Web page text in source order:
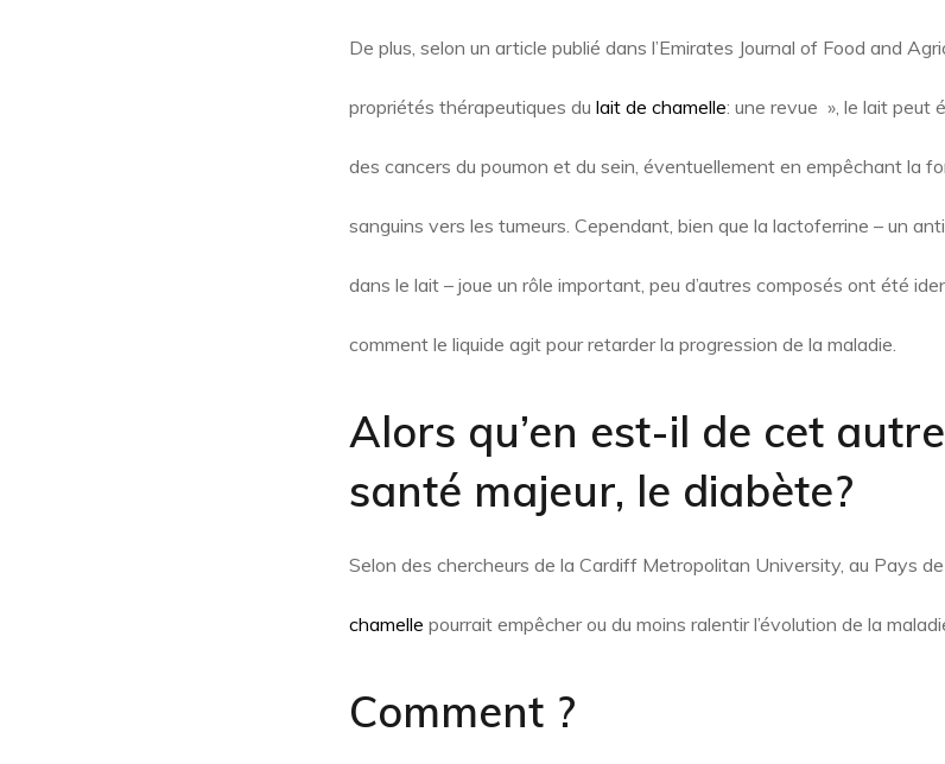
De plus, selon un article publié dans l’Emirates Journal of Food and
propriétés thérapeutiques du lait de chamelle: une revue », le lait peut
des cancers du poumon et du sein, éventuellement en empêchant la
sanguins vers les tumeurs. Cependant, bien que la lactoferrine – un
dans le lait – joue un rôle important, peu d’autres composés ont été
comment le liquide agit pour retarder la progression de la maladie.
Alors qu’en est-il de cet
santé majeur, le diabète?
Selon des chercheurs de la Cardiff Metropolitan University, au Pays
chamelle pourrait empêcher ou du moins ralentir l’évolution de la
Comment ?